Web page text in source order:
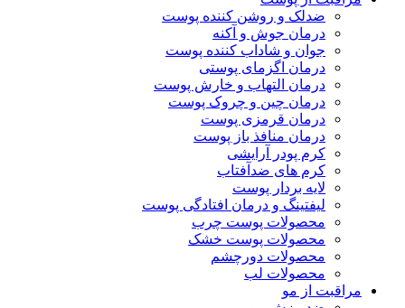
ضدلک و روشن کننده پوست
درمان جوش و آکنه
جوان و شاداب کننده پوست
درمان اگزمای پوستی
درمان التهاب و خارش پوست
درمان چین و چروک پوست
درمان قرمزی پوست
درمان منافذ باز پوست
کرم پودر آرایشی
کرم های ضدآفتاب
لایه بردار پوست
لیفتینگ و درمان افتادگی پوست
محصولات پوست چرب
محصولات پوست خشک
محصولات دورچشم
محصولات لب
مراقبت از مو